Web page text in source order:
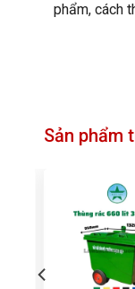
phẩm, cách
Sản phẩm